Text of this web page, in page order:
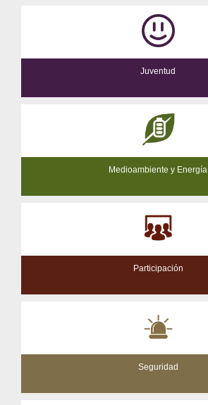
Juventud
Medioambiente y Energía
Participación
Seguridad